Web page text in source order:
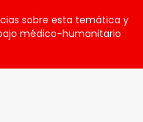
sobre esta temática y
médico-humanitario